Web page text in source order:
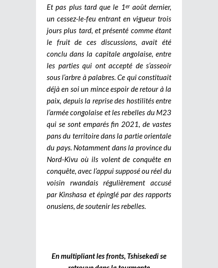
Et pas plus tard que le 1eraoût dernier,
un cessez-le-feu entrant en vigueur trois
jours plus tard, et présenté comme étant
le fruit de ces discussions, avait été
conclu dans la capitale angolaise, entre
les parties qui ont accepté de s’asseoir
sous l’arbre à palabres. Ce qui constituait
déjà en soi un mince espoir de retour à la
paix, depuis la reprise des hostilités entre
l’armée congolaise et les rebelles du M23
qui se sont emparés fin 2021, de vastes
pans du territoire dans la partie orientale
du pays. Notamment dans la province du
Nord-Kivu où ils volent de conquête en
conquête, avec l’appui supposé ou réel du
voisin rwandais régulièrement accusé
par Kinshasa et épinglé par des rapports
onusiens, de soutenir les rebelles.
En multipliant les fronts, Tshisekedi se